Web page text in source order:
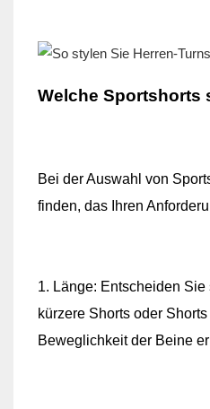
Welche Sportshorts
Bei der Auswahl von
finden, das Ihren
1. Länge: Entscheiden
kürzere Shorts oder
Beweglichkeit der Beine